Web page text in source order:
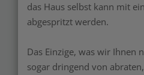
das Haus selbst kann mit
abgespritzt werden.
Das Einzige, was wir Ihnen
sogar dringend von